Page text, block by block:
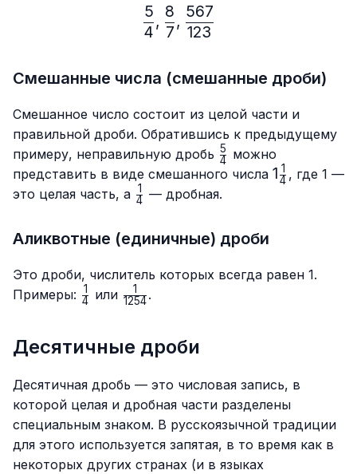
4
5
,
7
8
,
123
567
Смешанные числа (смешанные дроби)
Смешанное число состоит из целой части и
правильной дроби. Обратившись к предыдущему
примеру, неправильную дробь \frac{5}
{4}
4
5
можно
представить в виде смешанного числа 1\frac{1}
1 4
1 , где 1 —
это целая часть, а \frac{1}
4
1 — дробная.
Аликвотные (единичные) дроби
Это дроби, числитель которых всегда равен 1.
Примеры: \frac{1}
4
1 или \frac{1}
1254
1 .
Десятичные дроби
Десятичная дробь — это числовая запись, в
которой целая и дробная части разделены
специальным знаком. В русскоязычной традиции
для этого используется запятая, в то время как в
некоторых других странах (и в языках